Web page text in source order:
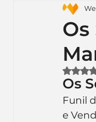
Dicas de
Identidade
Ferramentas
Os
Funil
e